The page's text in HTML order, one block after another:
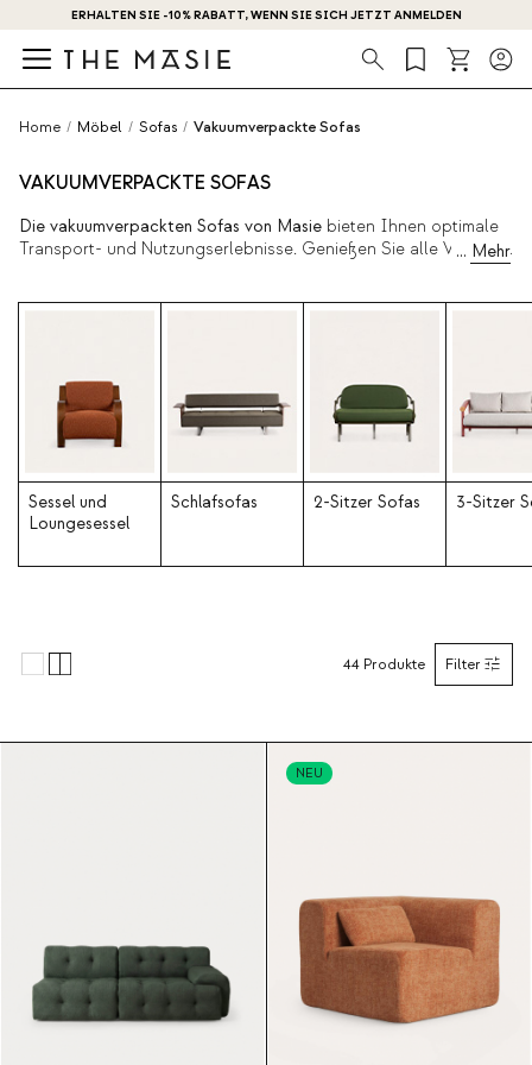
ERHALTEN SIE -10% RABATT, WENN SIE SICH JETZT ANMELDEN
Suche
Home / Möbel / Sofas / Vakuumverpackte Sofas
VAKUUMVERPACKTE SOFAS
Die vakuumverpackten Sofas von Masie bieten Ihnen optimale
Transport- und Nutzungserlebnisse. Genießen Sie alle Vorteile
Sessel und
Loungesessel
Schlafsofas 2-Sitzer Sofas 3-Sitzer
Filter
44 Produkte
NEU